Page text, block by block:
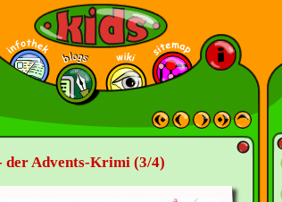
der Advents-Krimi (3/4)